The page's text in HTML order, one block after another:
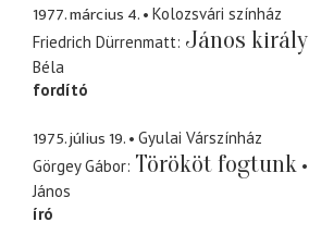
1977. március 4.
Kolozsvári színház
Friedrich Dürrenmatt János király
Béla
fordító
1975. július 19.
Gyulai Várszínház
Görgey Gábor Törököt fogtunk
János
író